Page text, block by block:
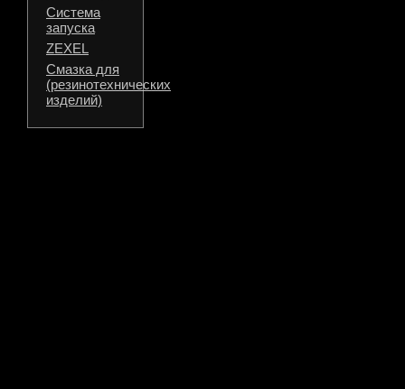
Система
запуска
ZEXEL
Смазка для
(резинотехнических
изделий)